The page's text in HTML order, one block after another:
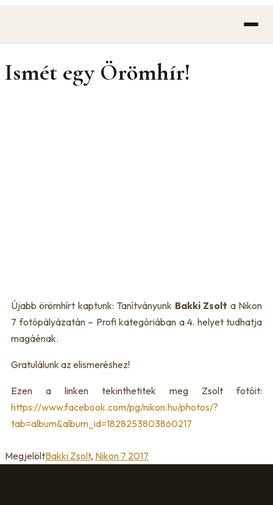
Ismét egy Örömhír!
Újabb örömhírt kaptunk: Tanítványunk Bakki Zsolt a Nikon
7 fotópályázatán – Profi kategóriában a 4. helyet tudhatja
magáénak.
Gratulálunk az elismeréshez!
Ezen a linken tekinthetitek meg Zsolt fotóit:
https://www.facebook.com/pg/nikon.hu/photos/?
tab=album&album_id=1828253803860217
MegjelöltBakki Zsolt, Nikon 7 2017